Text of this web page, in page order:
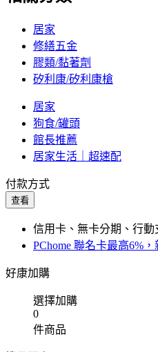
居家
修繕五金
膠類/黏著劑
矽利康/矽利康槍
居家
狗食/罐頭
館長推薦
居家生活｜超速配
付款方式
查看
信用卡、無卡分期、行
PChome 聯名卡最高6%
好康加購
選擇加購
0
件商品